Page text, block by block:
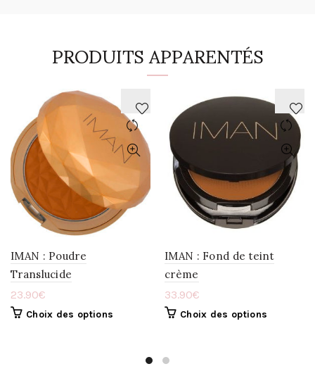
PRODUITS APPARENTÉS
IMAN : Poudre
Translucide
23.90€
Choix des options
IMAN : Fond de teint
crème
33.90€
Choix des options